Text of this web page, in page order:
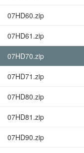
07HD60.zip
07HD61.zip
07HD70.zip
07HD71.zip
07HD80.zip
07HD81.zip
07HD90.zip